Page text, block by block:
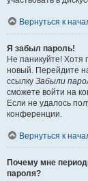
Вернуться к
Я забыл пароль!
Не паникуйте! Хотя
новый. Перейдите
ссылку Забыли
сможете войти на
Если не удалось
конференции.
Вернуться к
Почему мне
пароля?